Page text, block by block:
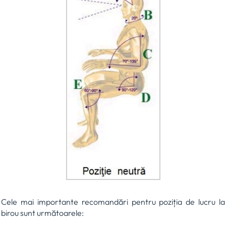
Cele mai importante recomandări pentru poziția de lucru la
birou sunt următoarele: